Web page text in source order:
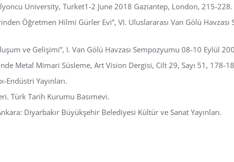
University, Turket1-2 June 2018 Gaziantep, London, 215-228.
Öğretmen Hilmi Gürler Evi”, VI. Uluslararası Van Gölü
ve Gelişimi”, I. Van Gölü Havzası Sempozyumu 08-10 Eylül
Metal Mimari Süsleme, Art Vision Dergisi, Cilt 29, Sayı 51,
Endüstri Yayınları.
Türk Tarih Kurumu Basımevi.
Diyarbakır Büyükşehir Belediyesi Kültür ve Sanat Yayınları.